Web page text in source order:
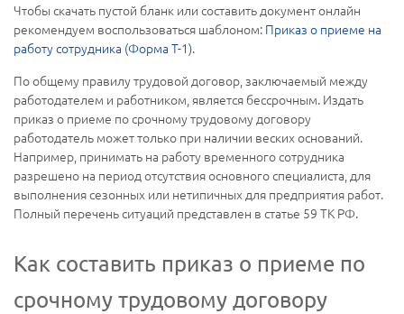
Чтобы скачать пустой бланк или составить документ онлайн
рекомендуем воспользоваться шаблоном: Приказ о приеме на
работу сотрудника (Форма T-1).
По общему правилу трудовой договор, заключаемый между
работодателем и работником, является бессрочным. Издать
приказ о приеме по срочному трудовому договору
работодатель может только при наличии веских оснований.
Например, принимать на работу временного сотрудника
разрешено на период отсутствия основного специалиста, для
выполнения сезонных или нетипичных для предприятия работ.
Полный перечень ситуаций представлен в статье 59 ТК РФ.
Как составить приказ о приеме по
срочному трудовому договору